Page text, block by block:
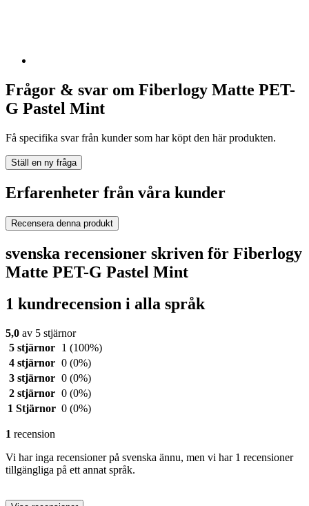
Frågor & svar om Fiberlogy Matte PET-
G Pastel Mint
Få specifika svar från kunder som har köpt den här produkten.
Ställ en ny fråga
Erfarenheter från våra kunder
Recensera denna produkt
svenska recensioner skriven för Fiberlogy
Matte PET-G Pastel Mint
1 kundrecension i alla språk
5,0 av 5 stjärnor
5 stjärnor
1 (100%)
4 stjärnor 0 (0%)
3 stjärnor 0 (0%)
2 stjärnor 0 (0%)
1 Stjärnor 0 (0%)
1 recension
Vi har inga recensioner på svenska ännu, men vi har 1 recensioner
tillgängliga på ett annat språk.